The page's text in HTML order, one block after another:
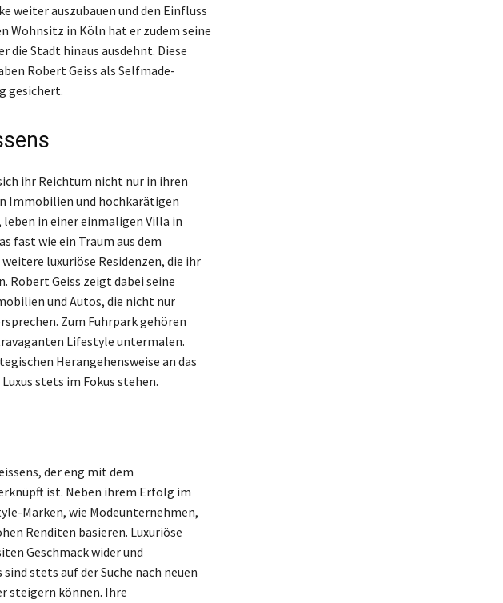
weiter auszubauen und den Einfluss
Wohnsitz in Köln hat er zudem seine
die Stadt hinaus ausdehnt. Diese
Robert Geiss als Selfmade-
gesichert.
ihr Reichtum nicht nur in ihren
Immobilien und hochkarätigen
leben in einer einmaligen Villa in
fast wie ein Traum aus dem
luxuriöse Residenzen, die ihr
Robert Geiss zeigt dabei seine
und Autos, die nicht nur
Zum Fuhrpark gehören
Lifestyle untermalen.
Herangehensweise an das
stets im Fokus stehen.
der eng mit dem
ist. Neben ihrem Erfolg im
Marken, wie Modeunternehmen,
Renditen basieren. Luxuriöse
Geschmack wider und
stets auf der Suche nach neuen
steigern können. Ihre